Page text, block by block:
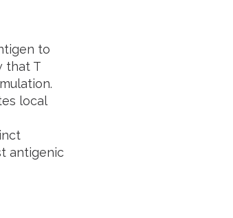
to
that T
local
antigenic